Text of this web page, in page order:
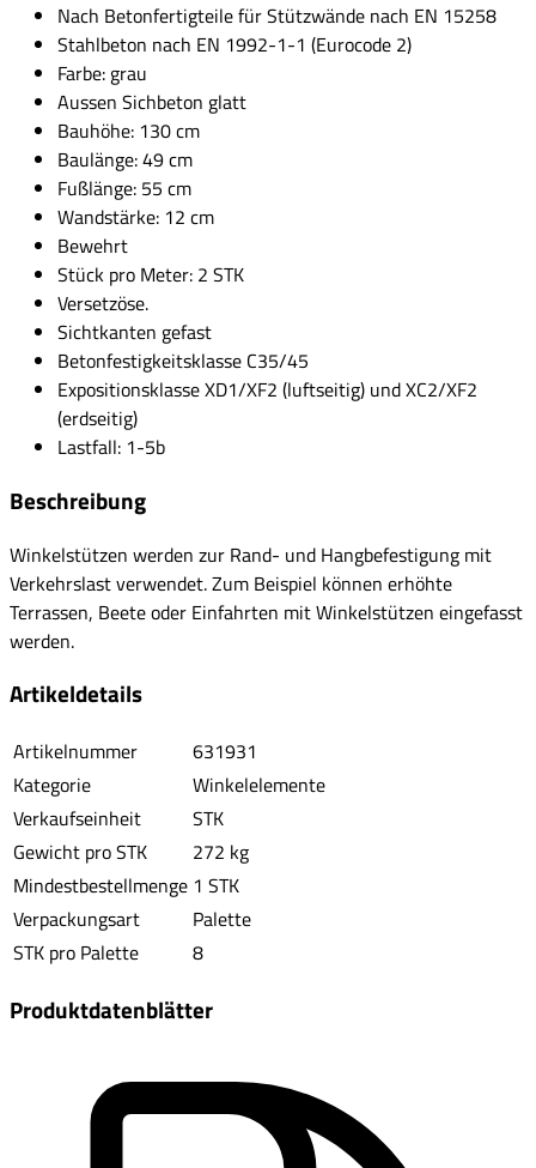
Nach Betonfertigteile für Stützwände nach EN 15258
Stahlbeton nach EN 1992-1-1 (Eurocode 2)
Farbe: grau
Aussen Sichbeton glatt
Bauhöhe: 130 cm
Baulänge: 49 cm
Fußlänge: 55 cm
Wandstärke: 12 cm
Bewehrt
Stück pro Meter: 2 STK
Versetzöse.
Sichtkanten gefast
Betonfestigkeitsklasse C35/45
Expositionsklasse XD1/XF2 (luftseitig) und XC2/XF2
(erdseitig)
Lastfall: 1-5b
Beschreibung
Winkelstützen werden zur Rand- und Hangbefestigung mit
Verkehrslast verwendet. Zum Beispiel können erhöhte
Terrassen, Beete oder Einfahrten mit Winkelstützen eingefasst
werden.
Artikeldetails
Artikelnummer
631931
Kategorie
Winkelelemente
Verkaufseinheit
STK
Gewicht pro STK
272 kg
Mindestbestellmenge 1 STK
Verpackungsart
Palette
STK pro Palette
8
Produktdatenblätter